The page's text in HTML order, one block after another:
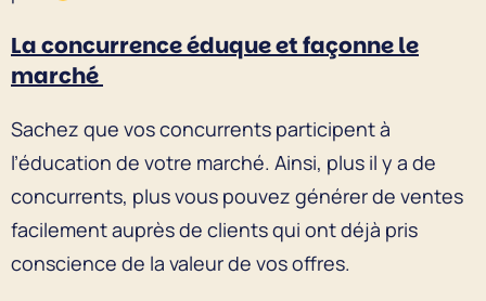
La concurrence éduque et façonne le
marché
Sachez que vos concurrents participent à
l’éducation de votre marché. Ainsi, plus il y a de
concurrents, plus vous pouvez générer de ventes
facilement auprès de clients qui ont déjà pris
conscience de la valeur de vos offres.